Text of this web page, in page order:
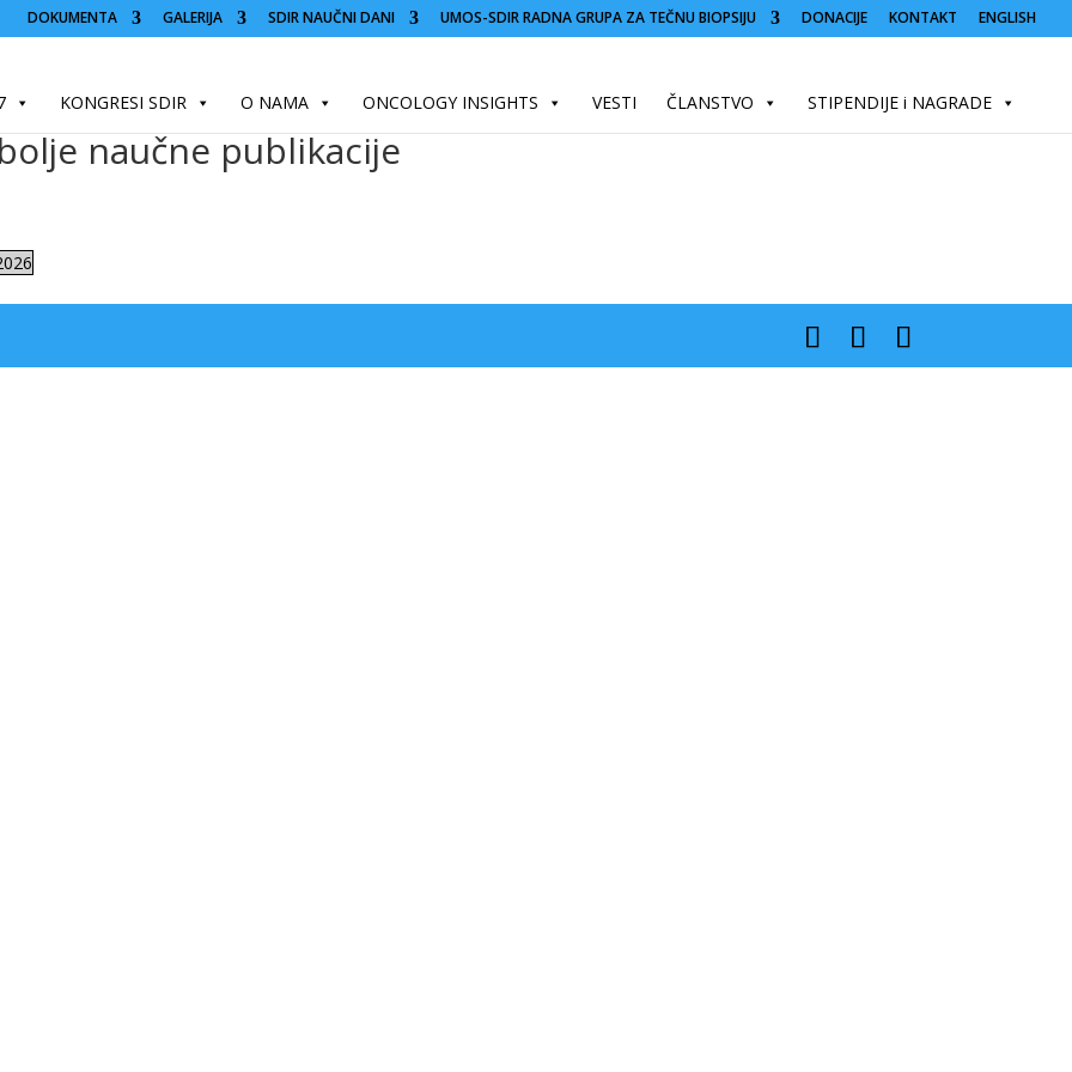
DOKUMENTA GALERIJA SDIR NAUČNI DANI UMOS-SDIR RADNA GRUPA ZA TEČNU BIOPSIJU DONACIJE KONTAKT ENGLISH
KONGRESI SDIR O NAMA ONCOLOGY INSIGHTS VESTI ČLANSTVO STIPENDIJE i NAGRADE
naučne publikacije